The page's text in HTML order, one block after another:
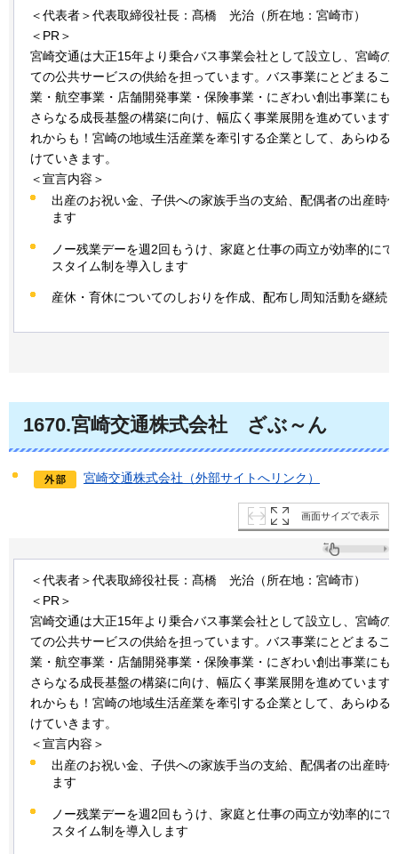
＜代表者＞代表取締役社長：髙橋 光治 （所在地：宮崎市）
＜PR＞
宮崎交通は大正15年より乗合バス事業会社として設立し、宮崎の
ての公共サービスの供給を担っています。バス事業にとどまるこ
業・航空事業・店舗開発事業・保険事業・にぎわい創出事業にも
さらなる成長基盤の構築に向け、幅広く事業展開を進めています
れからも！宮崎の地域生活産業を牽引する企業として、あらゆる
けていきます。
＜宣言内容＞
出産のお祝い金、子供への家族手当の支給、配偶者の出産時
ます
ノー残業デーを週2回もうけ、家庭と仕事の両立が効率的に
スタイム制を導入します
産休・育休についてのしおりを作成、配布し周知活動を継続
1670.宮崎交通株式会社 ざぶ～ん
宮崎交通株式会社（外部サイトへリンク）
画面サイズで表示
＜代表者＞代表取締役社長：髙橋 光治 （所在地：宮崎市）
＜PR＞
宮崎交通は大正15年より乗合バス事業会社として設立し、宮崎の
ての公共サービスの供給を担っています。バス事業にとどまるこ
業・航空事業・店舗開発事業・保険事業・にぎわい創出事業にも
さらなる成長基盤の構築に向け、幅広く事業展開を進めています
れからも！宮崎の地域生活産業を牽引する企業として、あらゆる
けていきます。
＜宣言内容＞
出産のお祝い金、子供への家族手当の支給、配偶者の出産時
ます
ノー残業デーを週2回もうけ、家庭と仕事の両立が効率的に
スタイム制を導入します